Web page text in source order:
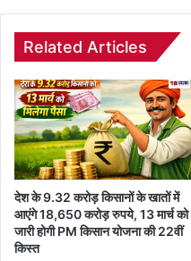
Related Articles
देश के 9.32 करोड़ किसानों के खातों में
आएंगे 18,650 करोड़ रुपये, 13 मार्च को
जारी होगी PM किसान योजना की 22वीं
किस्त